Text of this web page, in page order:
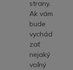
strany.
Ak vám
bude
vychád
zať
nejaký
voľný